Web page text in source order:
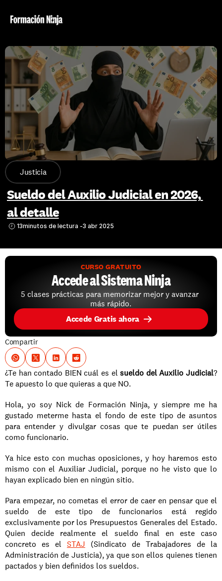
Justicia
Sueldo del Auxilio Judicial en 2026,
al detalle
13minutos de lectura -3 abr 2025
CURSO GRATUITO
Accede al Sistema Ninja
5 clases prácticas para memorizar mejor y avanzar
más rápido.
Accede Gratis ahora
Compartir
¿Te han contado BIEN cuál es el sueldo del Auxilio Judicial?
Te apuesto lo que quieras a que NO.
Hola, yo soy Nick de Formación Ninja, y siempre me ha
gustado meterme hasta el fondo de este tipo de asuntos
para entender y divulgar cosas que te puedan ser útiles
como funcionario.
Ya hice esto con muchas oposiciones, y hoy haremos esto
mismo con el Auxiliar Judicial, porque no he visto que lo
hayan explicado bien en ningún sitio.
Para empezar, no cometas el error de caer en pensar que el
sueldo de este tipo de funcionarios está regido
exclusivamente por los Presupuestos Generales del Estado.
Quien decide realmente el sueldo final en este caso
concreto es el STAJ (Sindicato de Trabajadores de la
Administración de Justicia), ya que son ellos quienes tienen
pactados y bien definidos los sueldos.